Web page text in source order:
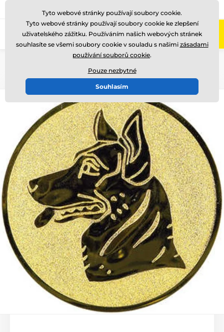
Zavolejte nám (Po-Pá 8-17)
Tyto webové stránky používají soubory cookie.
Tyto webové stránky používají soubory cookie ke zlepšení
uživatelského zážitku. Používáním našich webových stránek
souhlasíte se všemi soubory cookie v souladu s našimi zásadami
používání souborů cookie.
Pouze nezbytné
Souhlasím